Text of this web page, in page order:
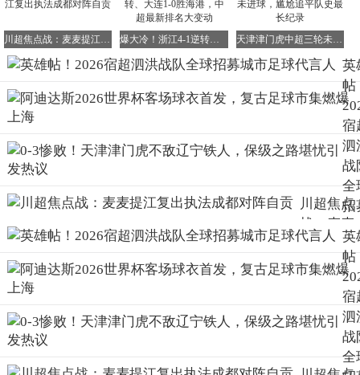
无论您是叱咤赛场多年的传奇老将
还是初露锋芒的潜力新星
只要心中燃烧着足球火焰
渴望为泗洪荣誉而战
这方绿茵场永远为您敞开怀抱！
川超焦点战：麦麦提江复出执法成都对阵自贡 爆大冷！浙江4-1逆转、大连1-0胜海港，中超最新排名大变动 天津津门虎中超三轮未进球，尴尬追平队史最长纪录
英
帖
宿
泗
战
全
招
足
代
人
川超焦点
战：麦麦
提江复出
执法成都
对阵自贡
英
帖
宿
泗
战
全